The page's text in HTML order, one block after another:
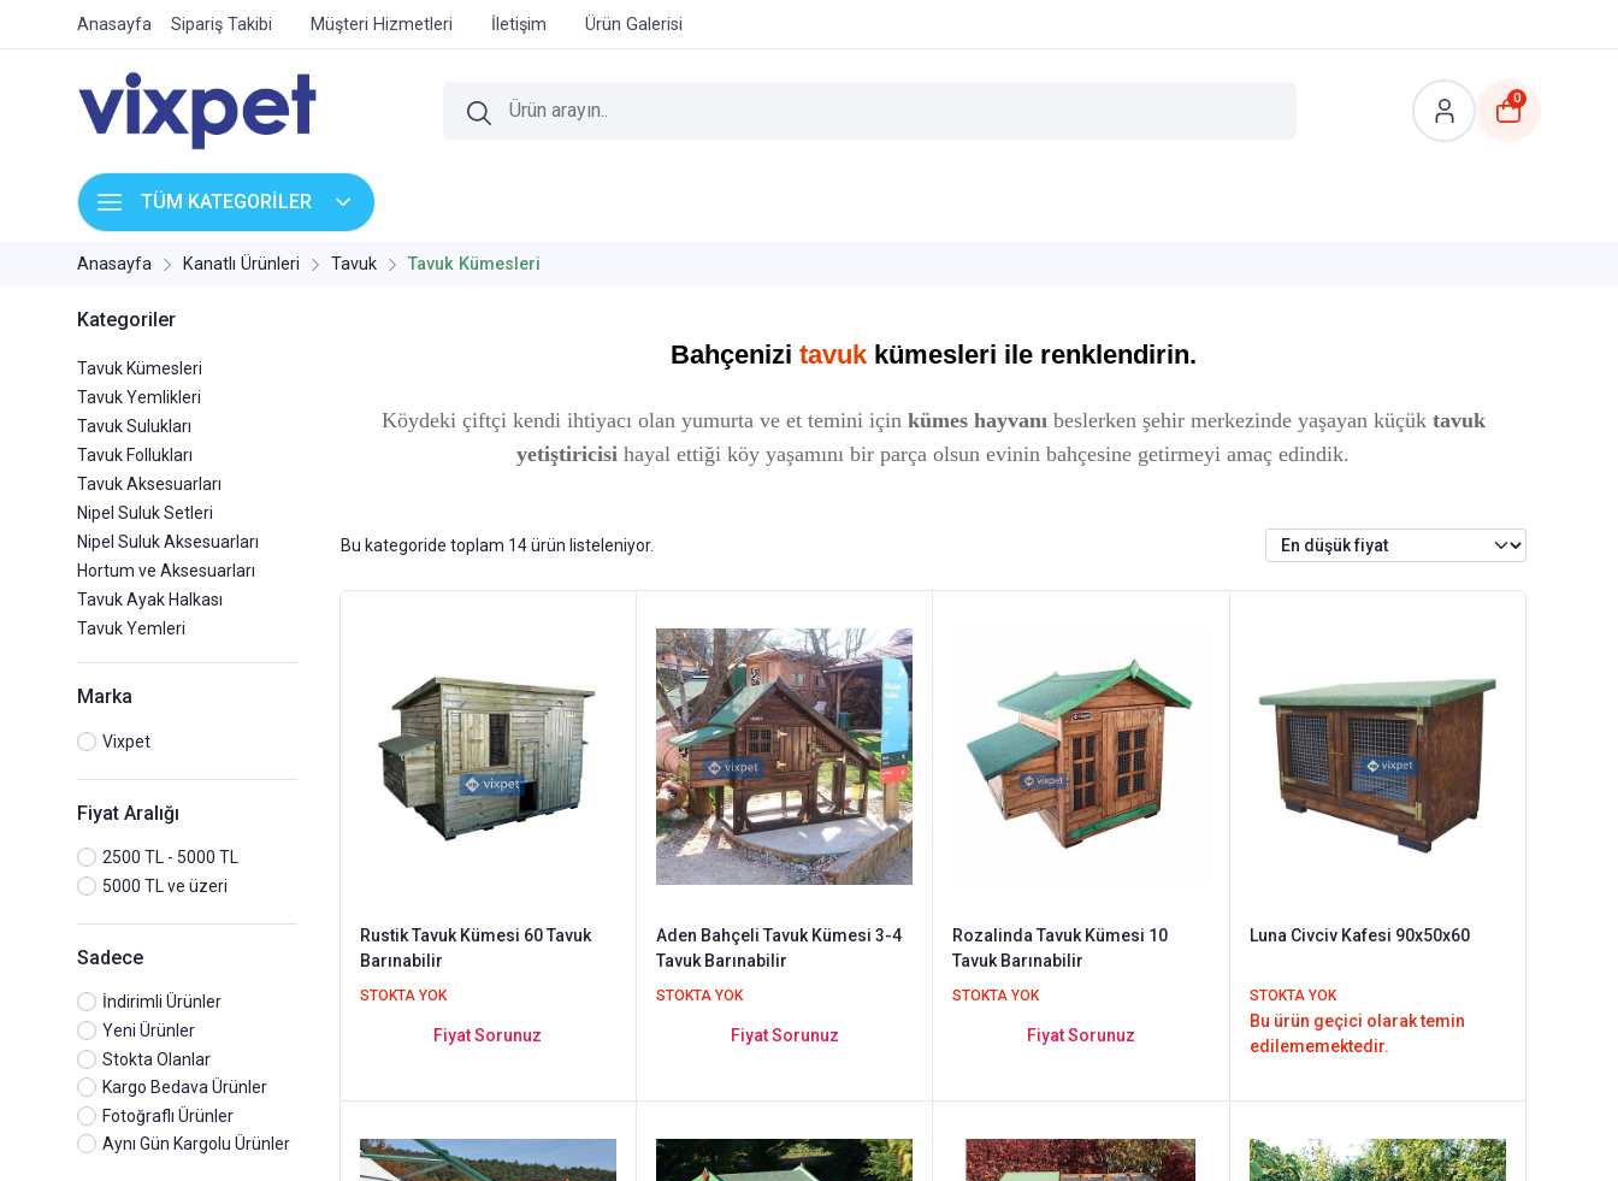
Anasayfa Sipariş Takibi Müşteri Hizmetleri İletişim Ürün Galerisi
0
TÜM KATEGORİLER
Anasayfa Kanatlı Ürünleri Tavuk Tavuk Kümesleri
Kategoriler
Tavuk Kümesleri
Tavuk Yemlikleri
Tavuk Sulukları
Tavuk Follukları
Tavuk Aksesuarları
Nipel Suluk Setleri
Nipel Suluk Aksesuarları
Hortum ve Aksesuarları
Tavuk Ayak Halkası
Tavuk Yemleri
Marka
Vixpet
Fiyat Aralığı
2500 TL - 5000 TL
5000 TL ve üzeri
Sadece
İndirimli Ürünler
Yeni Ürünler
Stokta Olanlar
Kargo Bedava Ürünler
Fotoğraflı Ürünler
Aynı Gün Kargolu Ürünler
Bahçenizi tavuk kümesleri ile renklendirin.
Köydeki çiftçi kendi ihtiyacı olan yumurta ve et temini için kümes hayvanıbeslerken şehir merkezinde yaşayan küçüktavuk
yetiştiricisi hayal ettiği köy yaşamını bir parça olsun evinin bahçesine getirmeyi amaç edindik.
Bu kategoride toplam 14ürün listeleniyor.
Rustik Tavuk Kümesi 60 Tavuk
Barınabilir
STOKTA YOK
Fiyat Sorunuz
Aden Bahçeli Tavuk Kümesi 3-4
Tavuk Barınabilir
STOKTA YOK
Fiyat Sorunuz
Rozalinda Tavuk Kümesi 10
Tavuk Barınabilir
STOKTA YOK
Fiyat Sorunuz
Luna Civciv Kafesi 90x50x60
STOKTA YOK
Bu ürün geçici olarak temin
edilememektedir.